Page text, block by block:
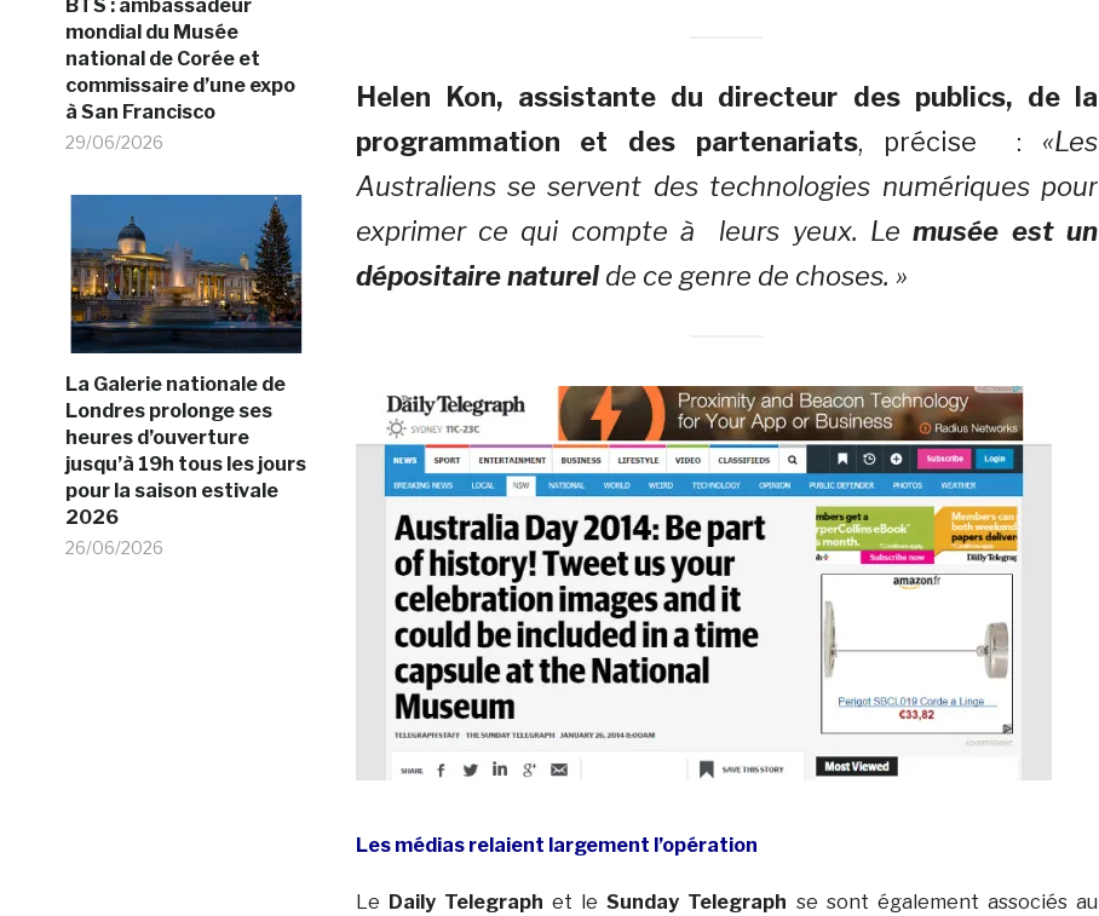
BTS : ambassadeur
mondial du Musée
national de Corée et
commissaire d’une expo
à San Francisco
29/06/2026
La Galerie nationale de
Londres prolonge ses
heures d’ouverture
jusqu’à 19h tous les jours
pour la saison estivale
2026
26/06/2026
Helen Kon, assistante du directeur des publics, de la
programmation et des partenariats, précise : «Les
Australiens se servent des technologies numériques pour
exprimer ce qui compte à leurs yeux. Lemusée est un
dépositaire naturelde ce genre de choses. »
Les médias relaient largement l’opération
Le Daily Telegraph et leSunday Telegraph se sont également associés au